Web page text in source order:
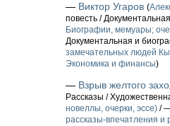
— Виктор Угаров (
повесть /
Биографии, мемуары;
Документальная и
замечательных людей
Экономика и финансы)
— Взрыв желтого
Рассказы /
новеллы, очерки, эссе) /
рассказы-впечатления